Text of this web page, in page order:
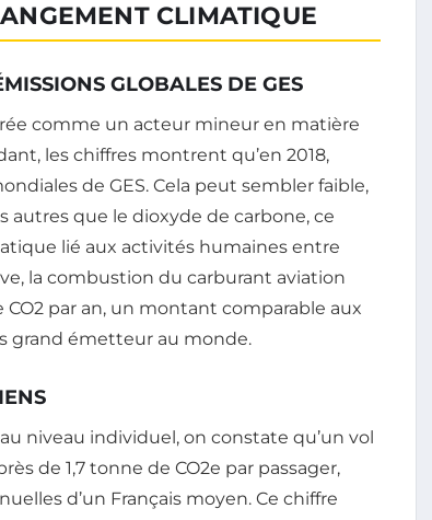
CLIMATIQUE
GLOBALES DE GES
comme un acteur mineur en matière
les chiffres montrent qu’en 2018,
de GES. Cela peut sembler faible,
autres que le dioxyde de carbone, ce
lié aux activités humaines entre
la combustion du carburant aviation
par an, un montant comparable aux
grand émetteur au monde.
niveau individuel, on constate qu’un vol
de 1,7 tonne de CO2e par passager,
d’un Français moyen. Ce chiffre